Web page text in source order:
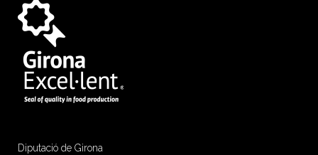
Diputació de Girona